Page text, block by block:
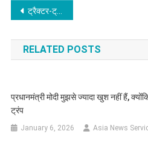
Post
navigation
ट्रैक्टर-ट्रॉली पलटने से छह लोगों की मौत, 40 घायल
RELATED POSTS
प्रधानमंत्री मोदी मुझसे ज्यादा खुश नहीं हैं,
ट्रंप
January 6, 2026 Asia News